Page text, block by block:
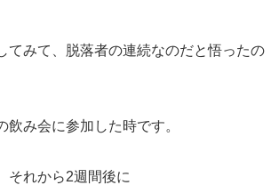
てみて、脱落者の連続なのだと悟ったの
飲み会に参加した時です。
それから2週間後に